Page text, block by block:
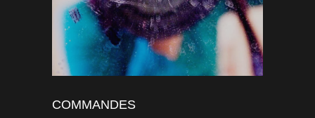
COMMANDES